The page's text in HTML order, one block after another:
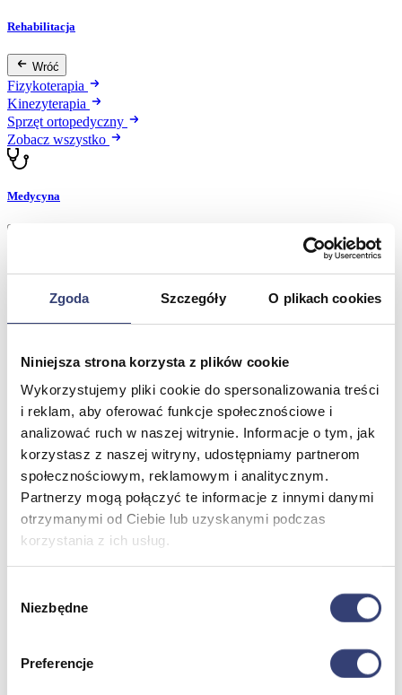
Zgoda Szczegóły O plikach cookies
Niniejsza strona korzysta z plików cookie
Wykorzystujemy pliki cookie do spersonalizowania treści
i reklam, aby oferować funkcje społecznościowe i
analizować ruch w naszej witrynie. Informacje o tym, jak
korzystasz z naszej witryny, udostępniamy partnerom
społecznościowym, reklamowym i analitycznym.
Partnerzy mogą połączyć te informacje z innymi danymi
otrzymanymi od Ciebie lub uzyskanymi podczas
korzystania z ich usług.
zgody
Niezbędne
Preferencje
Rehabilitacja
Wróć
Fizykoterapia
Kinezyterapia
Sprzęt ortopedyczny
Zobacz wszystko
Medycyna
Diagnostyka obrazowa
Kardiologia
Okulistyka
Oświetlenie diagnostyczne
Sprzęt medyczny
Weterynaria
Laryngologia
Ratownictwo medyczne
Zobacz wszystko
Stomatologia, protetyka i ortodoncja
Druk 3D
Gabinet stomatologiczny
Pracownia protetyczna